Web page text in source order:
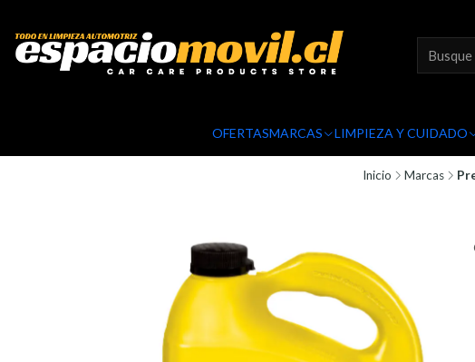
OFERTASMARCAS LIMPIEZA Y CUIDADO
Inicio Marcas